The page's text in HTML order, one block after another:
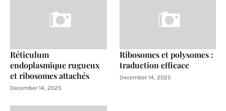
Réticulum
endoplasmique rugueux
et ribosomes attachés
December 14, 2025
Ribosomes et polysomes :
traduction efficace
December 14, 2025